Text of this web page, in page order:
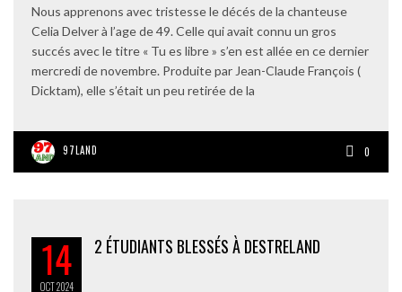
Nous apprenons avec tristesse le décés de la chanteuse
Celia Delver à l’age de 49. Celle qui avait connu un gros
succés avec le titre « Tu es libre » s’en est allée en ce dernier
mercredi de novembre. Produite par Jean-Claude François (
Dicktam), elle s’était un peu retirée de la
97LAND 0
14
OCT2024
2 ÉTUDIANTS BLESSÉS À DESTRELAND